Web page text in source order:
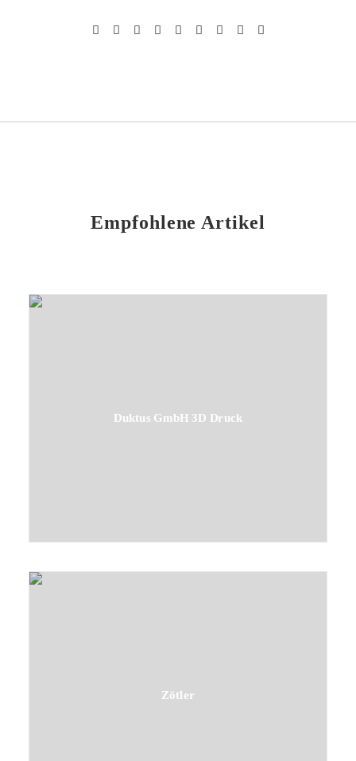
Empfohlene Artikel
Duktus GmbH 3D Druck
Zötler